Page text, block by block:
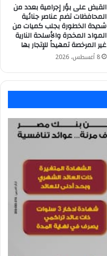
القبض على بؤر إجرامية بعدد من
المحافظات تضم عناصر جنائية
شديدة الخطورة بجلب كميات من
المواد المخدرة والأسلحة النارية
غير المرخصة تمهيداً للإتجار بها
8 أغسطس، 2026